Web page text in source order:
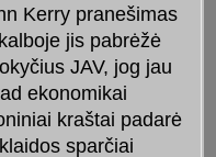
Kerry pranešimas
jis pabrėžė
JAV, jog jau
ekonomikai
kraštai padarė
sparčiai